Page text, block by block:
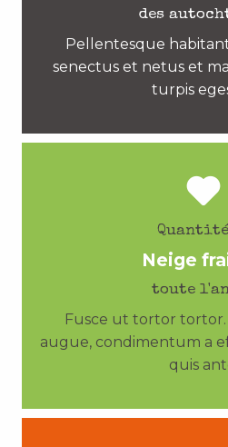
des
Pellentesque
senectus et netus et
turpis
Neige
toute
Fusce ut tortor
augue, condimentum a
quis